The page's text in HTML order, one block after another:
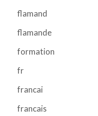
flamand
flamande
formation
fr
francai
francais